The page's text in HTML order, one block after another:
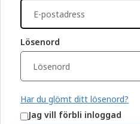
Lösenord
Har du glömt ditt lösenord?
Jag vill förbli inloggad